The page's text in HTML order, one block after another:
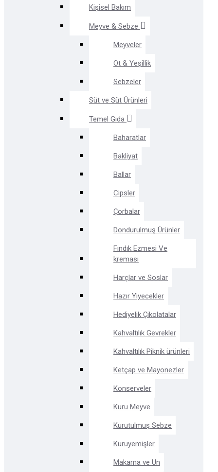
Kişisel Bakım
Meyve & Sebze
Meyveler
Ot & Yeşillik
Sebzeler
Süt ve Süt Ürünleri
Temel Gıda
Baharatlar
Bakliyat
Ballar
Cipsler
Çorbalar
Dondurulmuş Ürünler
Fındık Ezmesi Ve
kreması
Harçlar ve Soslar
Hazır Yiyecekler
Hediyelik Çikolatalar
Kahvaltılık Gevrekler
Kahvaltılık Piknik ürünleri
Ketçap ve Mayonezler
Konserveler
Kuru Meyve
Kurutulmuş Sebze
Kuruyemişler
Makarna ve Un